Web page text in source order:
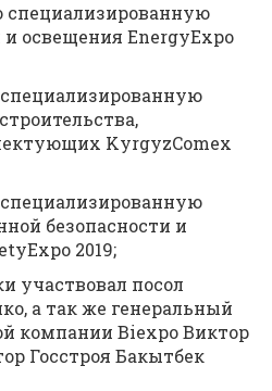
освещения EnergyExpo
KyrgyzComex
безопасности и
2019;
участвовал посол
а так же генеральный
компании Biexpo Виктор
Госстроя Бакытбек